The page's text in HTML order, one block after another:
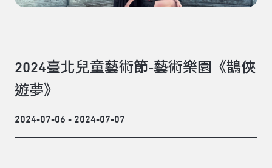
2024臺北兒童藝術節-藝術樂園《鵲俠
遊夢》
2024-07-06 - 2024-07-07